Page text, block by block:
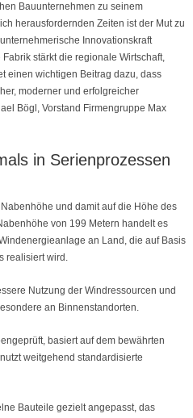
Bauunternehmen zu seinem
herausfordernden Zeiten ist der Mut zu
Innovationskraft
stärkt die regionale Wirtschaft,
einen wichtigen Beitrag dazu, dass
moderner und erfolgreicher
Bögl, Vorstand Firmengruppe Max
in Serienprozessen
und damit auf die Höhe des
von 199 Metern handelt es
an Land, die auf Basis
realisiert wird.
Nutzung der Windressourcen und
an Binnenstandorten.
basiert auf dem bewährten
weitgehend standardisierte
Bauteile gezielt angepasst, das